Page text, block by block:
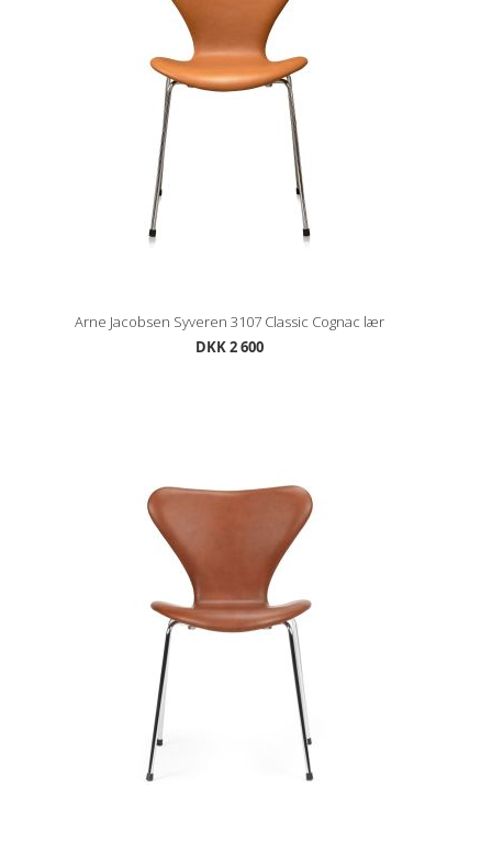
Arne Jacobsen Syveren 3107 Classic Cognac lær
DKK 2 600